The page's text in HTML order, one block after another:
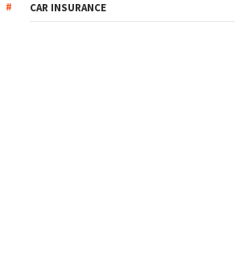
CAR INSURANCE